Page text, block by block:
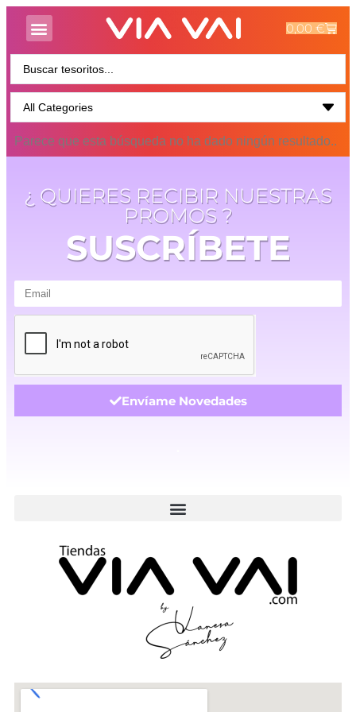
0,00€
Parece que esta búsqueda no ha dado ningún resultado..
¿ QUIERES RECIBIR NUESTRAS
PROMOS ?
SUSCRÍBETE
Envíame Novedades